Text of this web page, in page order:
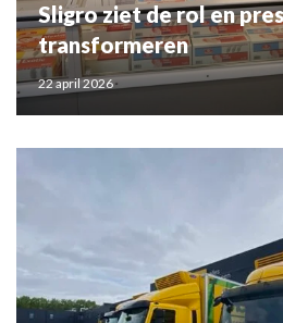
Sligro ziet de rol en
transformeren
22 april 2026